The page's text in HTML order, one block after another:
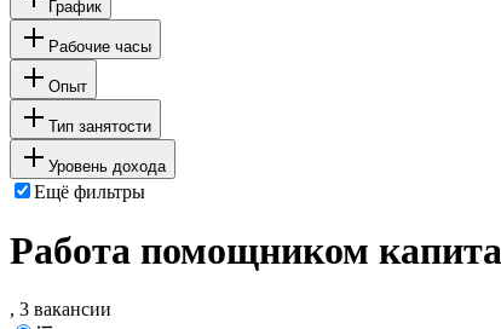
График
Рабочие часы
Опыт
Тип занятости
Уровень дохода
Ещё фильтры
Работа помощником
, 3 вакансии